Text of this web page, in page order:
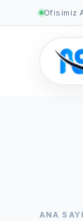
Ofisimiz
ANA